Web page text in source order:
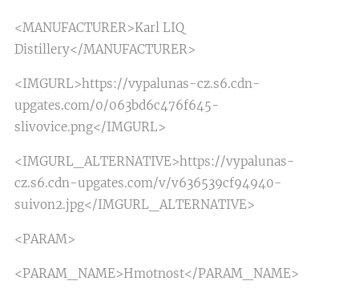
<MANUFACTURER>Karl LIQ
Distillery</MANUFACTURER>
<IMGURL>https://vypalunas-cz.s6.cdn-
upgates.com/0/063bd6c476f645-
slivovice.png</IMGURL>
<IMGURL_ALTERNATIVE>https://vypalunas-
cz.s6.cdn-upgates.com/v/v636539cf94940-
suivon2.jpg</IMGURL_ALTERNATIVE>
<PARAM>
<PARAM_NAME>Hmotnost</PARAM_NAME>